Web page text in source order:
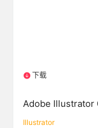
下载
Adobe Illustrator
Illustrator